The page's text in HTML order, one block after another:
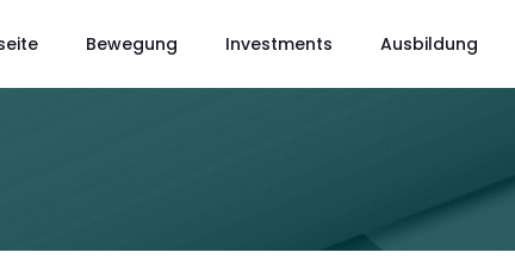
Bewegung Investments Ausbildung